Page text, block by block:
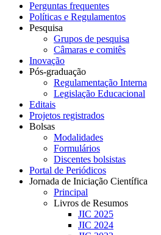
Perguntas frequentes
Políticas e Regulamentos
Pesquisa
Grupos de pesquisa
Câmaras e comitês
Inovação
Pós-graduação
Regulamentação Interna
Legislação Educacional
Editais
Projetos registrados
Bolsas
Modalidades
Formulários
Discentes bolsistas
Portal de Periódicos
Jornada de Iniciação Científica
Principal
Livros de Resumos
JIC 2025
JIC 2024